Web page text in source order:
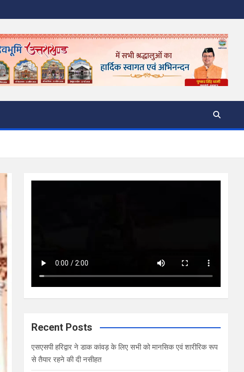
Recent Posts
एसएसपी हरिद्वार ने डाक कांवड़ के लिए सभी को मानसिक एवं शारीरिक रूप
से तैयार रहने की दी नसीहत